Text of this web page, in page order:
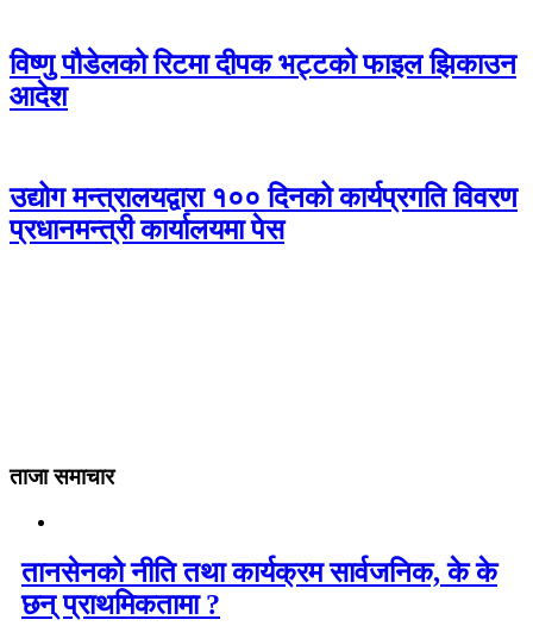
विष्णु पौडेलको रिटमा दीपक भट्टको फाइल झिकाउन
आदेश
उद्योग मन्त्रालयद्वारा १०० दिनको कार्यप्रगति विवरण
प्रधानमन्त्री कार्यालयमा पेस
ताजा समाचार
तानसेनको नीति तथा कार्यक्रम सार्वजनिक, के के
छन् प्राथमिकतामा ?